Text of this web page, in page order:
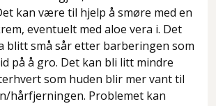
kan være til hjelp å smøre med en
eventuelt med aloe vera i. Det
blitt små sår etter barberingen som
på å gro. Det kan bli litt mindre
som huden blir mer vant til
hårfjerningen. Problemet kan